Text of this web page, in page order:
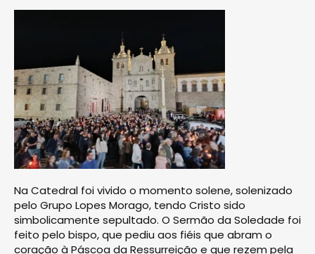
Na Catedral foi vivido o momento solene, solenizado
pelo Grupo Lopes Morago, tendo Cristo sido
simbolicamente sepultado. O Sermão da Soledade foi
feito pelo bispo, que pediu aos fiéis que abram o
coração à Páscoa da Ressurreição e que rezem pela